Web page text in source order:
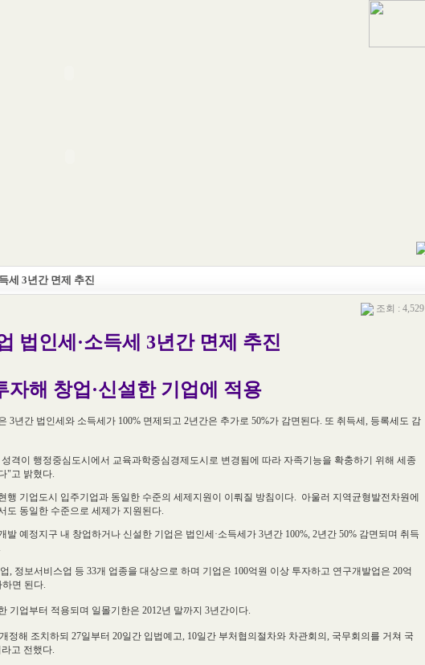
세 3년간 면제 추진
조회 : 4,529
법인세·소득세 3년간 면제 추진
자해 창업·신설한 기업에 적용
3년간 법인세와 소득세가 100% 면제되고 2년간은 추가로 50%가 감면된다. 또 취득세, 등록세도 감
격이 행정중심도시에서 교육과학중심경제도시로 변경됨에 따라 자족기능을 확충하기 위해 세종
"고 밝혔다.
행 기업도시 입주기업과 동일한 수준의 세제지원이 이뤄질 방침이다. 아울러 지역균형발전차원에
도 동일한 수준으로 세제가 지원된다.
발 예정지구 내 창업하거나 신설한 기업은 법인세·소득세가 3년간 100%, 2년간 50% 감면되며 취득
, 정보서비스업 등 33개 업종을 대상으로 하며 기업은 100억원 이상 투자하고 연구개발업은 20억
면 된다.
기업부터 적용되며 일몰기한은 2012년 말까지 3년간이다.
정해 조치하되 27일부터 20일간 입법예고, 10일간 부처협의절차와 차관회의, 국무회의를 거쳐 국
고 전했다.